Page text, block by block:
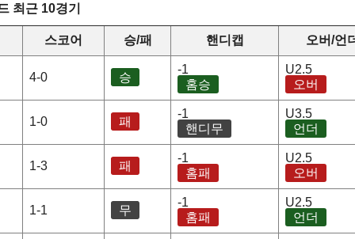
최근 10경기
스코어 승/패 핸디캡 오버/언
4-0 승
-1
홈승
U2.5
오버
1-0 패
-1
핸디무
U3.5
언더
1-3 패
-1
홈패
U2.5
오버
1-1 무
-1
홈패
U2.5
언더